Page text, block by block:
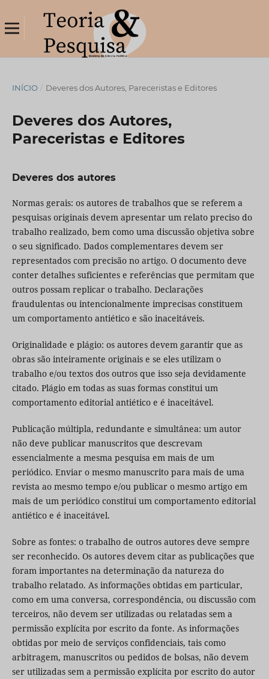
INÍCIO / Deveres dos Autores, Pareceristas e Editores
Deveres dos Autores,
Pareceristas e Editores
Deveres dos autores
Normas gerais: os autores de trabalhos que se referem a
pesquisas originais devem apresentar um relato preciso do
trabalho realizado, bem como uma discussão objetiva sobre
o seu significado. Dados complementares devem ser
representados com precisão no artigo. O documento deve
conter detalhes suficientes e referências que permitam que
outros possam replicar o trabalho. Declarações
fraudulentas ou intencionalmente imprecisas constituem
um comportamento antiético e são inaceitáveis.
Originalidade e plágio: os autores devem garantir que as
obras são inteiramente originais e se eles utilizam o
trabalho e/ou textos dos outros que isso seja devidamente
citado. Plágio em todas as suas formas constitui um
comportamento editorial antiético e é inaceitável.
Publicação múltipla, redundante e simultânea: um autor
não deve publicar manuscritos que descrevam
essencialmente a mesma pesquisa em mais de um
periódico. Enviar o mesmo manuscrito para mais de uma
revista ao mesmo tempo e/ou publicar o mesmo artigo em
mais de um periódico constitui um comportamento editorial
antiético e é inaceitável.
Sobre as fontes: o trabalho de outros autores deve sempre
ser reconhecido. Os autores devem citar as publicações que
foram importantes na determinação da natureza do
trabalho relatado. As informações obtidas em particular,
como em uma conversa, correspondência, ou discussão com
terceiros, não devem ser utilizadas ou relatadas sem a
permissão explícita por escrito da fonte. As informações
obtidas por meio de serviços confidenciais, tais como
arbitragem, manuscritos ou pedidos de bolsas, não devem
ser utilizadas sem a permissão explícita por escrito do autor